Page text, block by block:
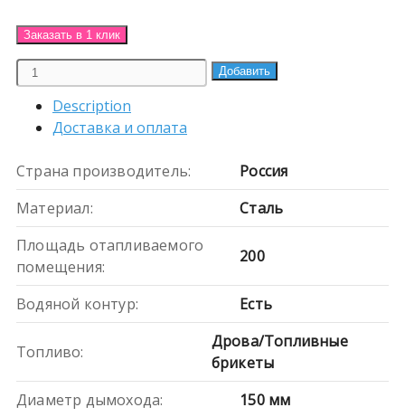
Заказать в 1 клик
Печь
отопительная
АОГТ
АКВА
quantity
Добавить
Description
Доставка и оплата
Страна производитель:
Россия
Материал:
Сталь
Площадь отапливаемого
помещения:
200
Водяной контур: Есть
Топливо:
Дрова/Топливные
брикеты
Диаметр дымохода:
150мм